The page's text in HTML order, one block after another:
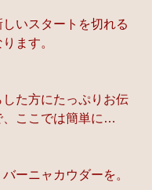
いスタートを切れる
ます。
た方にたっぷりお伝
、ここでは簡単に…
ーニャカウダーを。